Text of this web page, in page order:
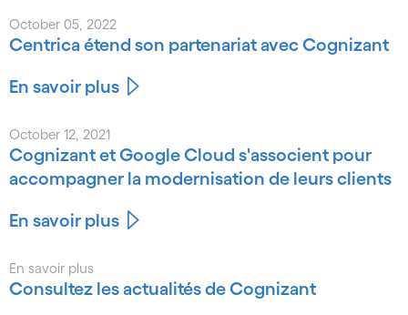
October 05, 2022
Centrica étend son partenariat avec Cognizant
En savoir plus
October 12, 2021
Cognizant et Google Cloud s'associent pour
accompagner la modernisation de leurs clients
En savoir plus
En savoir plus
Consultez les actualités de Cognizant